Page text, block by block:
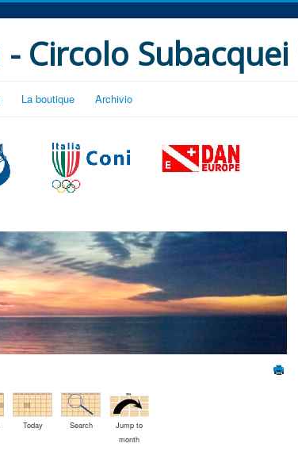
Circolo Subacquei
La boutique Archivio
Today Search
Jump to
month